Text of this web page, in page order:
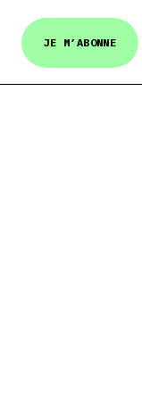
JE M’ABONNE